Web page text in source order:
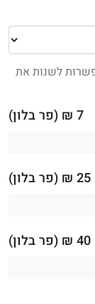
לשנות את
7 ₪ (פר בלון)
25 ₪ (פר בלון)
40 ₪ (פר בלון)